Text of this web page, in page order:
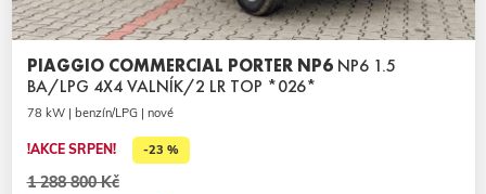
PIAGGIO COMMERCIAL PORTER NP6 NP6 1.5
BA/LPG 4X4 VALNÍK/2 LR TOP *026*
78 kW | benzín/LPG | nové
!AKCE SRPEN! -23 %
1 288 800 Kč